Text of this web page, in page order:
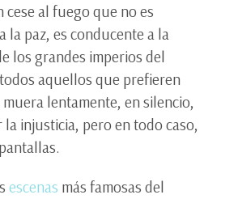
cese al fuego que no es
la paz, es conducente a la
los grandes imperios del
aquellos que prefieren
lentamente, en silencio,
la injusticia, pero en todo caso,
escenas más famosas del